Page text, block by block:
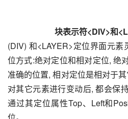
块表示符<DIV>和
(DIV) 和<LAYER>定位界面元
位方式:绝对定位和相对定位, 绝
准确的位置, 相对定位是相对于
对其它元素进行变动后, 都会保
通过其定位属性Top、Left和